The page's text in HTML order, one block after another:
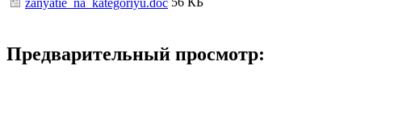
zanyatie_na_kategoriyu.doc
Предварительный просмотр: